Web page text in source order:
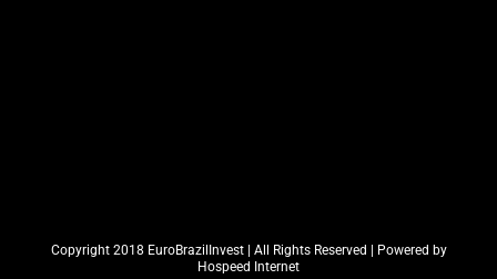
Copyright 2018 EuroBrazilInvest | All Rights Reserved | Powered by
Hospeed Internet